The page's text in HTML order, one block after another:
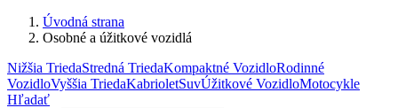
Úvodná strana
Osobné a úžitkové vozidlá
Nižšia TriedaStredná TriedaKompaktné VozidloRodinné
VozidloVyššia TriedaKabrioletSuvÚžitkové VozidloMotocykle
Hľadať